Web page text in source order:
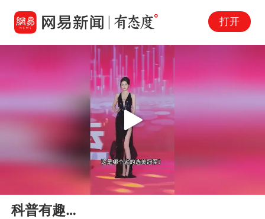
打开
Play
科普有趣…